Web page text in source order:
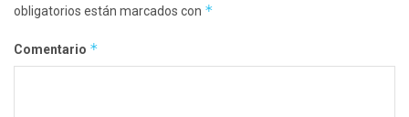
obligatorios están marcados con *
Comentario *